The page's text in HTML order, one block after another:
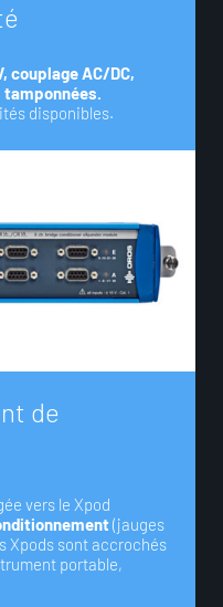
é
couplage AC/DC,
disponibles.
nt de
vers le Xpod
(jauges
Xpods sont accrochés
portable,